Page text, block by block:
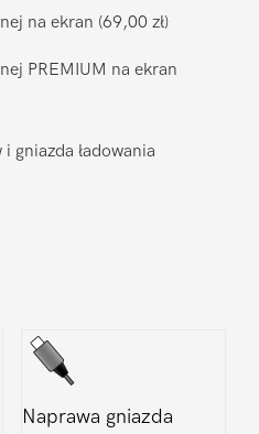
na ekran (69,00 zł)
PREMIUM na ekran
gniazda ładowania
Naprawa gniazda